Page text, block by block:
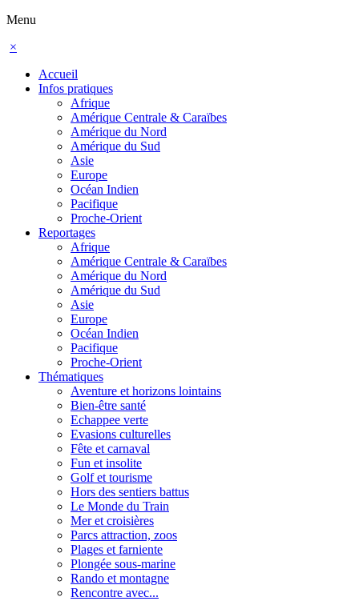
Menu
×
Accueil
Infos pratiques
Afrique
Amérique Centrale & Caraïbes
Amérique du Nord
Amérique du Sud
Asie
Europe
Océan Indien
Pacifique
Proche-Orient
Reportages
Afrique
Amérique Centrale & Caraïbes
Amérique du Nord
Amérique du Sud
Asie
Europe
Océan Indien
Pacifique
Proche-Orient
Thématiques
Aventure et horizons lointains
Bien-être santé
Echappee verte
Evasions culturelles
Fête et carnaval
Fun et insolite
Golf et tourisme
Hors des sentiers battus
Le Monde du Train
Mer et croisières
Parcs attraction, zoos
Plages et farniente
Plongée sous-marine
Rando et montagne
Rencontre avec...